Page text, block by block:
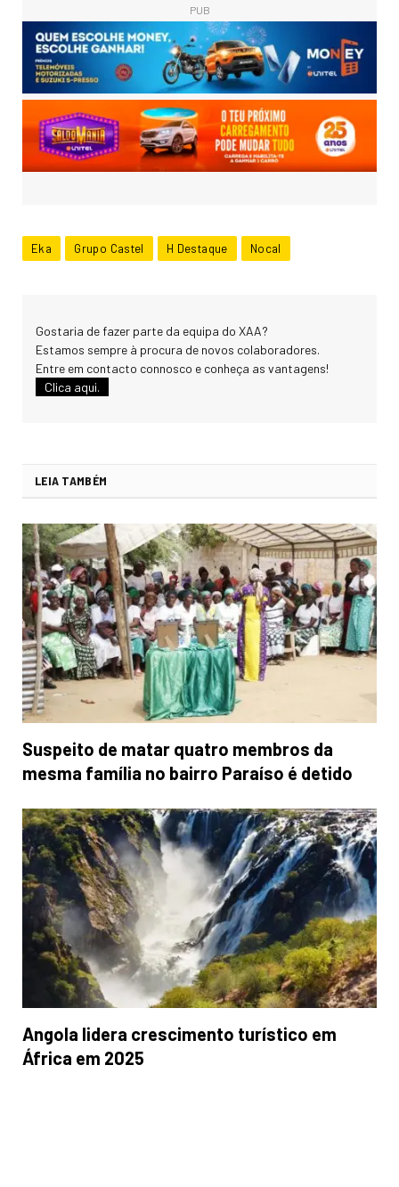
PUB
Eka Grupo Castel H Destaque Nocal
Gostaria de fazer parte da equipa do XAA?
Estamos sempre à procura de novos colaboradores.
Entre em contacto connosco e conheça as vantagens!
Clica aqui.
LEIA TAMBÉM
Suspeito de matar quatro membros da
mesma família no bairro Paraíso é detido
Angola lidera crescimento turístico em
África em 2025